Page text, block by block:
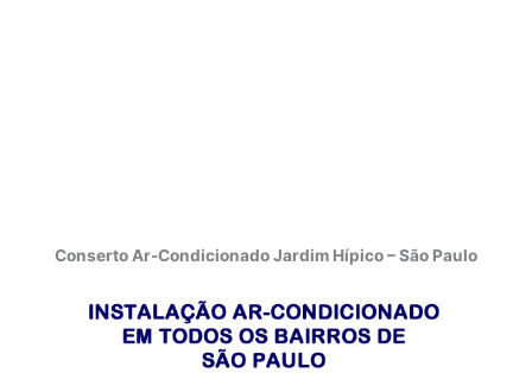
Conserto Ar-Condicionado Jardim Hípico – São Paulo